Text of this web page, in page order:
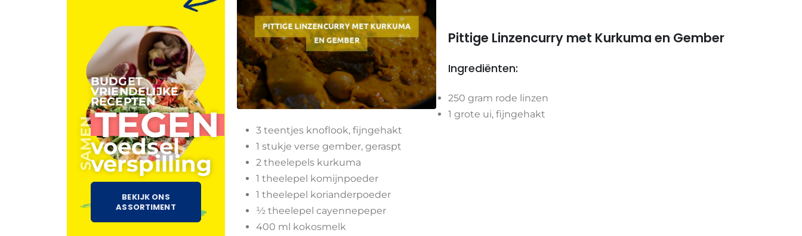
Pittige Linzencurry met Kurkuma en Gember
Ingrediënten:
250 gram rode linzen
1 grote ui, fijngehakt
3 teentjes knoflook, fijngehakt
1 stukje verse gember, geraspt
2 theelepels kurkuma
1 theelepel komijnpoeder
1 theelepel korianderpoeder
½ theelepel cayennepeper
400 ml kokosmelk
BUDGET
VRIENDELIJKE
RECEPTEN
SAMENTEGEN
voedsel
verspilling
BEKIJK ONS
ASSORTIMENT